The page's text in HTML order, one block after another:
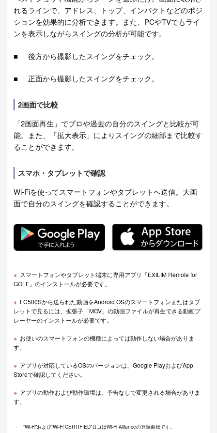
れるラインで、アドレス、トップ、インパクトなどのポジ
ションを効果的に分析できます。また、PCやTVでもライ
ンを表示しながらスイングの分析が可能です。
後方から撮影したスイングをチェック。
正面から撮影したスイングをチェック。
2画面で比較
「2画面再生」でプロや過去の自分のスイングと比較が可
能。また、「拡大表示」によりスイングの細部まで比較す
ることができます。
スマホ・タブレットで確認
Wi-Fiを使ってスマートフォンやタブレットへ送信。大画
面で自分のスイングを確認することができます。
スマートフォンやタブレット端末に専用アプリ「EXILIM Remote for
GOLF」のインストールが必要です。
FC500Sから送られた動画をAndroid OSのスマートフォンまたはタブ
レットで見るには、拡張子「MOV」の動画ファイルが再生できる動画プ
レーヤーのインストールが必要です。
お使いのスマートフォンの機種によっては動作しない場合がありま
す。
アプリが対応しているOSのバージョンは、Google PlayおよびApp
Storeで確認してください。
アプリの動作および動作環境は、予告なしで変更される場合がありま
す。
“Wi-Fi”および“Wi-Fi CERTIFIED”ロゴはWi-Fi Allianceの登録商標です。